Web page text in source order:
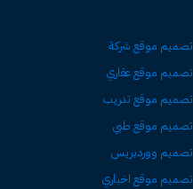
تصميم موقع شركة
تصميم موقع عقاري
تصميم موقع تدريب
تصميم موقع طبي
تصميم ووردبريس
تصميم موقع اخباري